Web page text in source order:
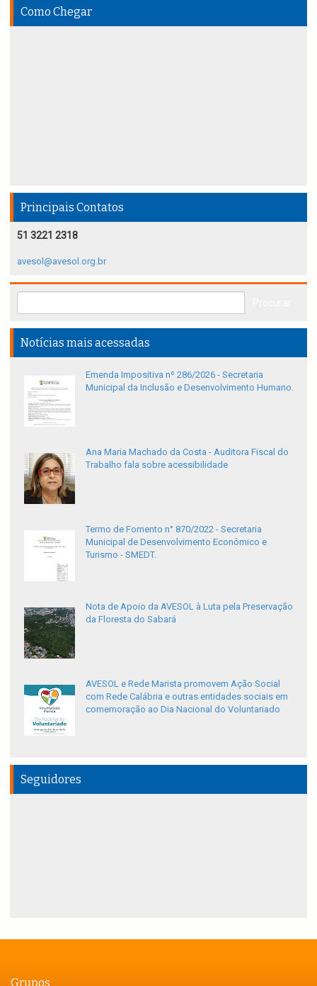
Como Chegar
Principais Contatos
51 3221 2318
avesol@avesol.org.br
Notícias mais acessadas
Emenda Impositiva nº 286/2026 - Secretaria
Municipal da Inclusão e Desenvolvimento Humano.
Ana Maria Machado da Costa - Auditora Fiscal do
Trabalho fala sobre acessibilidade
Termo de Fomento n° 870/2022 - Secretaria
Municipal de Desenvolvimento Econômico e
Turismo - SMEDT.
Nota de Apoio da AVESOL à Luta pela Preservação
da Floresta do Sabará
AVESOL e Rede Marista promovem Ação Social
com Rede Calábria e outras entidades sociais em
comemoração ao Dia Nacional do Voluntariado
Seguidores
Grupos